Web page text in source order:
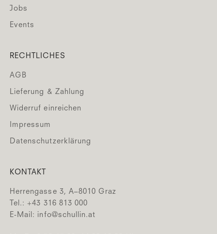
Jobs
Events
RECHTLICHES
AGB
Lieferung & Zahlung
Widerruf einreichen
Impressum
Datenschutzerklärung
KONTAKT
Herrengasse 3, A–8010 Graz
Tel.: +43 316 813 000
E-Mail: info@schullin.at